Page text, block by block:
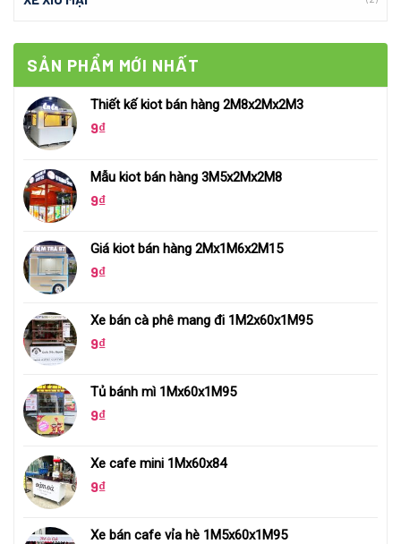
SẢN PHẨM MỚI NHẤT
Thiết kế kiot bán hàng 2M8x2Mx2M3
9₫
Mẫu kiot bán hàng 3M5x2Mx2M8
9₫
Giá kiot bán hàng 2Mx1M6x2M15
9₫
Xe bán cà phê mang đi 1M2x60x1M95
9₫
Tủ bánh mì 1Mx60x1M95
9₫
Xe cafe mini 1Mx60x84
9₫
Xe bán cafe vỉa hè 1M5x60x1M95